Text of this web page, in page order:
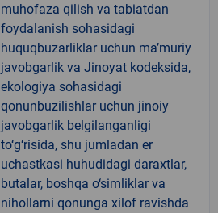
muhofaza qilish va tabiatdan
foydalanish sohasidagi
huquqbuzarliklar uchun ma’muriy
javobgarlik va Jinoyat kodeksida,
ekologiya sohasidagi
qonunbuzilishlar uchun jinoiy
javobgarlik belgilanganligi
to‘g‘risida, shu jumladan er
uchastkasi huhudidagi daraxtlar,
butalar, boshqa o‘simliklar va
nihollarni qonunga xilof ravishda